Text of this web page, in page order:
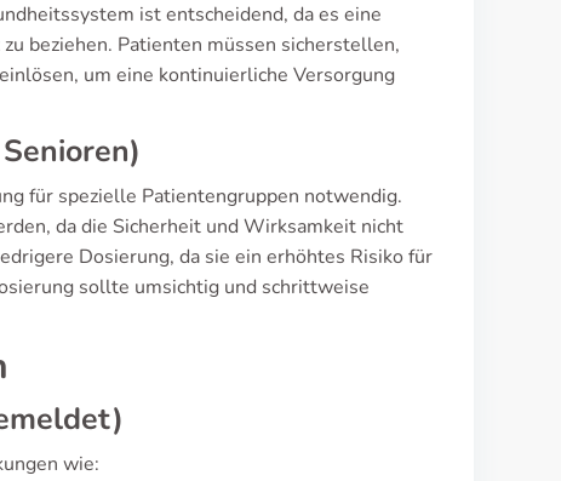
ist entscheidend, da es eine
beziehen. Patienten müssen sicherstellen,
um eine kontinuierliche Versorgung
für spezielle Patientengruppen notwendig.
da die Sicherheit und Wirksamkeit nicht
Dosierung, da sie ein erhöhtes Risiko für
sollte umsichtig und schrittweise
wie: